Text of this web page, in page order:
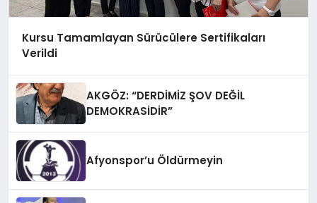
Kursu Tamamlayan Sürücülere Sertifikaları
Verildi
AKGÖZ: “DERDİMİZ ŞOV DEĞİL
DEMOKRASİDİR”
Afyonspor’u Öldürmeyin